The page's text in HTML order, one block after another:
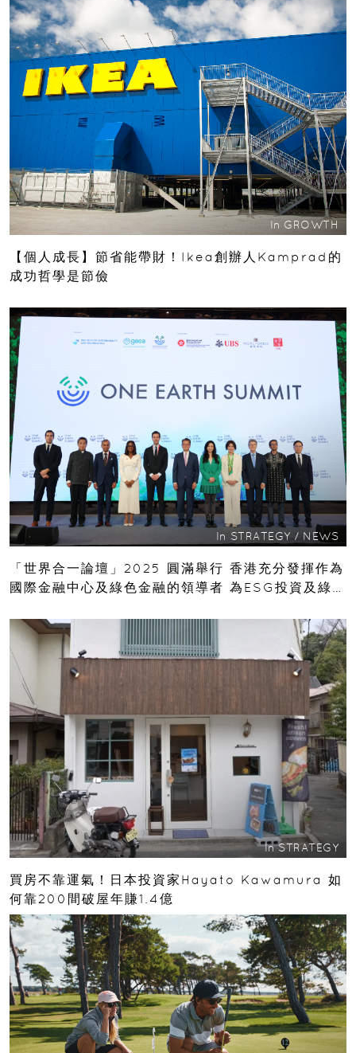
In GROWTH
【個人成長】節省能帶財！Ikea創辦人Kamprad的
成功哲學是節儉
In STRATEGY/ NEWS
「世界合一論壇」2025 圓滿舉行 香港充分發揮作為
國際金融中心及綠色金融的領導者 為ESG投資及綠色
In STRATEGY
買房不靠運氣！日本投資家Hayato Kawamura 如
何靠200間破屋年賺1.4億